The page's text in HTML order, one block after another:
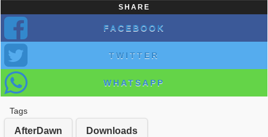
SHARE
FACEBOOK
TWITTER
WHATSAPP
Tags
AfterDawn Downloads